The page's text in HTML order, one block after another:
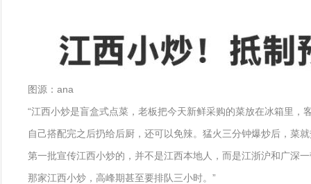
图源：ana
“江西小炒是盲盒式点菜，老板把今天新鲜采购的菜放在冰箱里
自己搭配完之后扔给后厨，还可以免辣。猛火三分钟爆炒后，菜
第一批宣传江西小炒的，并不是江西本地人，而是江浙沪和广深
那家江西小炒，高峰期甚至要排队三小时。”